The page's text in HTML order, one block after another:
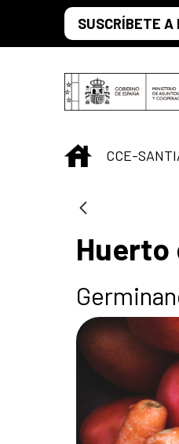
Saltar al contenido principal
SUSCRÍBETE A
INICIO
CCE-
Huerto